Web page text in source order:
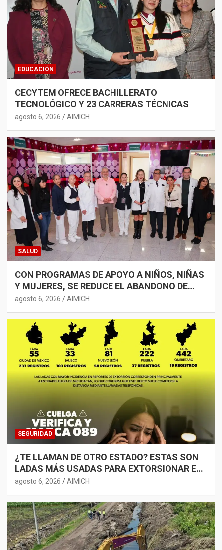
EDUCACIÓN
CECYTEM OFRECE BACHILLERATO
TECNOLÓGICO Y 23 CARRERAS TÉCNICAS
agosto 6, 2026 AIMICH
SALUD
CON PROGRAMAS DE APOYO A NIÑOS, NIÑAS
Y MUJERES, SE REDUCE EL ABANDONO DE
TRATAMIENTOS ONCOLÓGICOS: BEDOLLA
agosto 6, 2026 AIMICH
SEGURIDAD
¿TE LLAMAN DE OTRO ESTADO? ESTAS SON
LADAS MÁS USADAS PARA EXTORSIONAR EN
MICHOACÁN
agosto 6, 2026 AIMICH